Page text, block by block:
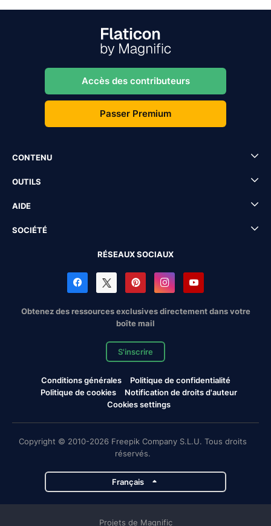
Accès des contributeurs
Passer Premium
CONTENU
OUTILS
AIDE
SOCIÉTÉ
RÉSEAUX SOCIAUX
Obtenez des ressources exclusives directement dans votre
boîte mail
S'inscrire
Conditions générales
Politique de confidentialité
Politique de cookies
Notification de droits d'auteur
Cookies settings
Copyright © 2010-2026 Freepik Company S.L.U. Tous droits
réservés.
Français
Projets de Magnific